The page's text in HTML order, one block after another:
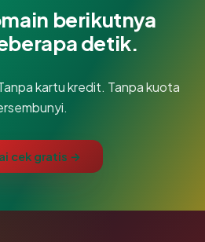
berikutnya
detik.
kartu kredit. Tanpa kuota
cek gratis →